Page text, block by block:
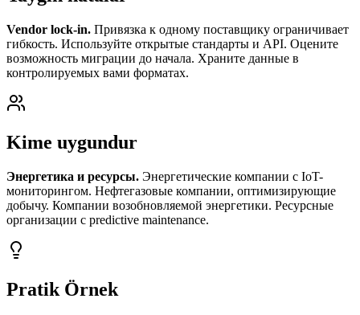
Vendor lock-in. Привязка к одному поставщику ограничивает
гибкость. Используйте открытые стандарты и API. Оцените
возможность миграции до начала. Храните данные в
контролируемых вами форматах.
Kime uygundur
Энергетика и ресурсы. Энергетические компании с IoT-
мониторингом. Нефтегазовые компании, оптимизирующие
добычу. Компании возобновляемой энергетики. Ресурсные
организации с predictive maintenance.
Pratik Örnek